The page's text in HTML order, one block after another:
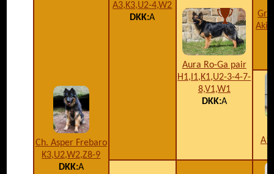
Ch. Asper Frebaro
K3,U2,W2,Z8-9
DKK:A
A3,K3,U2-4,W2
DKK:A
Aura Ro-Ga pair
H1,I1,K1,U2-3-4-7-
8,V1,W1
DKK:A